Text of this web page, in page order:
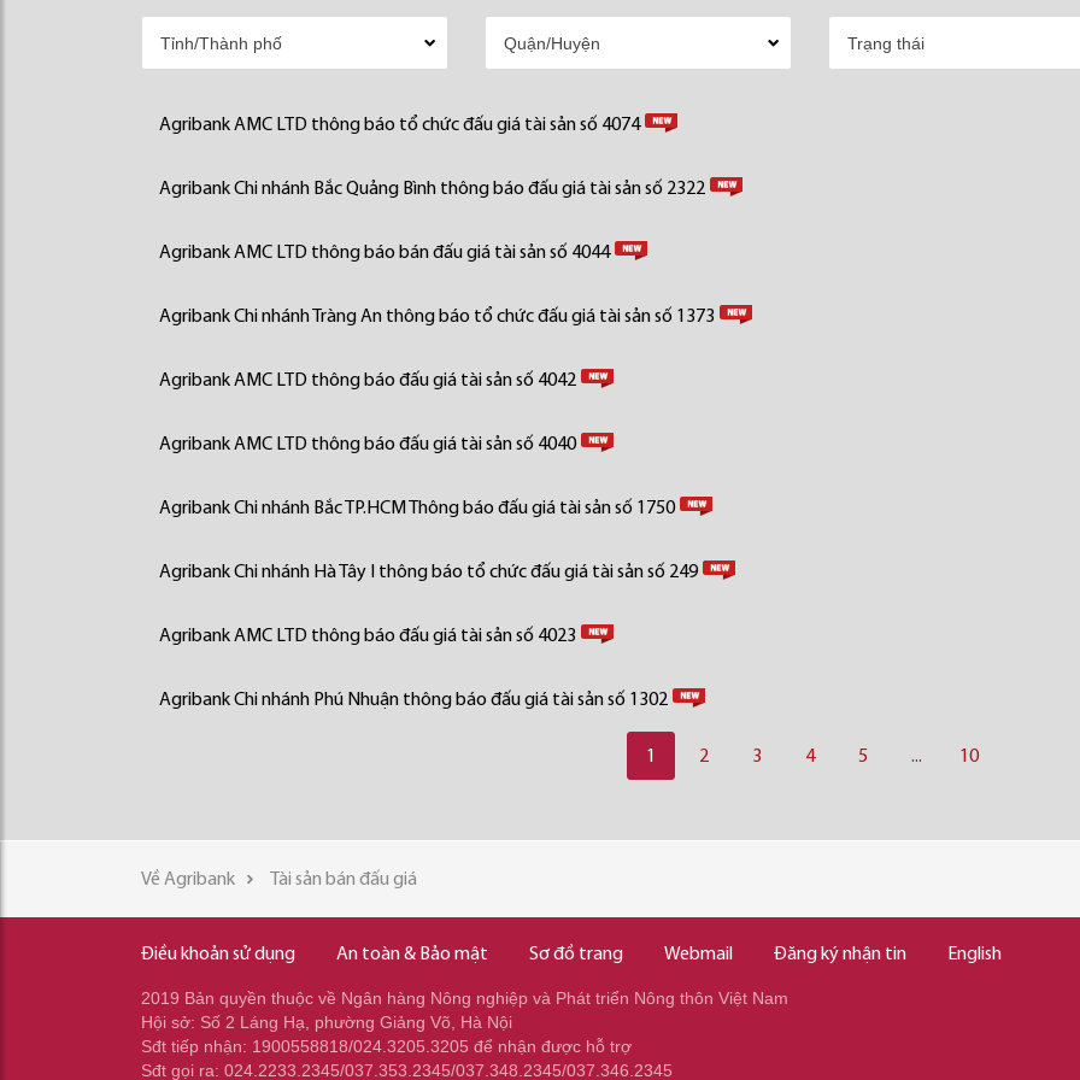
Agribank AMC LTD thông báo tổ chức đấu giá tài sản số 4074
Agribank Chi nhánh Bắc Quảng Bình thông báo đấu giá tài sản số 2322
Agribank AMC LTD thông báo bán đấu giá tài sản số 4044
Agribank Chi nhánh Tràng An thông báo tổ chức đấu giá tài sản số 1373
Agribank AMC LTD thông báo đấu giá tài sản số 4042
Agribank AMC LTD thông báo đấu giá tài sản số 4040
Agribank Chi nhánh Bắc TP.HCM Thông báo đấu giá tài sản số 1750
Agribank Chi nhánh Hà Tây I thông báo tổ chức đấu giá tài sản số 249
Agribank AMC LTD thông báo đấu giá tài sản số 4023
Agribank Chi nhánh Phú Nhuận thông báo đấu giá tài sản số 1302
1 2 3 4 5 ... 10
Về Agribank Tài sản bán đấu giá
Điều khoản sử dụng An toàn & Bảo mật Sơ đồ trang Webmail Đăng ký nhận tin English
2019 Bản quyền thuộc về Ngân hàng Nông nghiệp và Phát triển Nông thôn Việt Nam
Hội sở: Số 2 Láng Hạ, phường Giảng Võ, Hà Nội
Sđt tiếp nhận: 1900558818/024.3205.3205 để nhận được hỗ trợ
Sđt gọi ra: 024.2233.2345/037.353.2345/037.348.2345/037.346.2345